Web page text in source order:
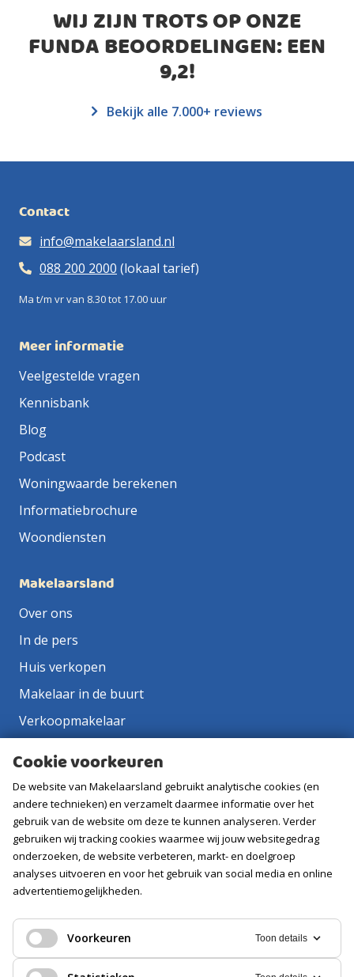
WIJ ZIJN TROTS OP ONZE
FUNDA BEOORDELINGEN: EEN
9,2!
Bekijk alle 7.000+ reviews
Contact
info@makelaarsland.nl
088 200 2000 (lokaal tarief)
Ma t/m vr van 8.30 tot 17.00 uur
Meer informatie
Veelgestelde vragen
Kennisbank
Blog
Podcast
Woningwaarde berekenen
Informatiebrochure
Woondiensten
Makelaarsland
Over ons
In de pers
Huis verkopen
Makelaar in de buurt
Verkoopmakelaar
Vacatures
Volg ons
Cookie voorkeuren
De website van Makelaarsland gebruikt analytische cookies (en
andere technieken) en verzamelt daarmee informatie over het
gebruik van de website om deze te kunnen analyseren. Verder
gebruiken wij tracking cookies waarmee wij jouw websitegedrag
onderzoeken, de website verbeteren, markt- en doelgroep
analyses uitvoeren en voor het gebruik van social media en online
advertentiemogelijkheden.
Voorkeuren Toon details